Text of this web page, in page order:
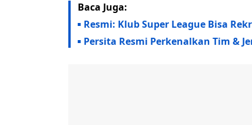
Baca Juga:
Resmi: Klub Super League Bisa
Persita Resmi Perkenalkan Tim &